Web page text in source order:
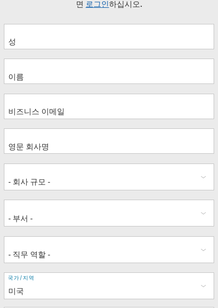
면 로그인하십시오.
주
소
국가/지역